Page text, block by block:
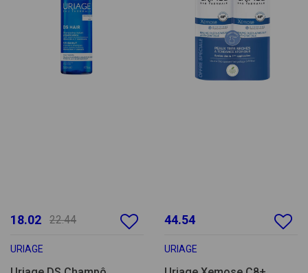
18.02 22.44
URIAGE
44.54
URIAGE